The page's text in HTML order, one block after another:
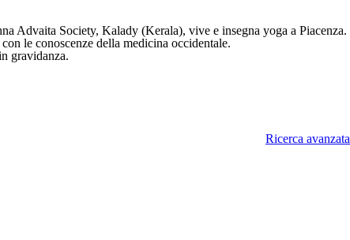
Advaita Society, Kalady (Kerala), vive e insegna yoga a Piacenza.
le conoscenze della medicina occidentale.
gravidanza.
Ricerca avanzata